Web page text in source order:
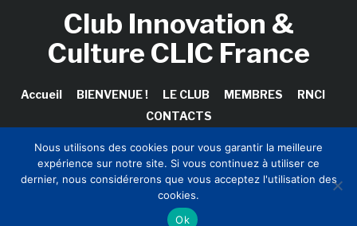
Club Innovation &
Culture CLIC France
Accueil BIENVENUE ! LE CLUB MEMBRES
RNCI
CONTACTS
Copyright © 2026 Club Innovation & Culture CLIC France /
Sinapses Conseils
Nous utilisons des cookies pour vous garantir la meilleure
expérience sur notre site. Si vous continuez à utiliser ce
dernier, nous considérerons que vous acceptez l'utilisation des
cookies.
Ok